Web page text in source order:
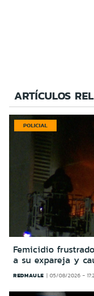
ARTÍCULOS
POLICIAL
Femicidio
a su expareja y
REDMAULE 05/08/2026 -